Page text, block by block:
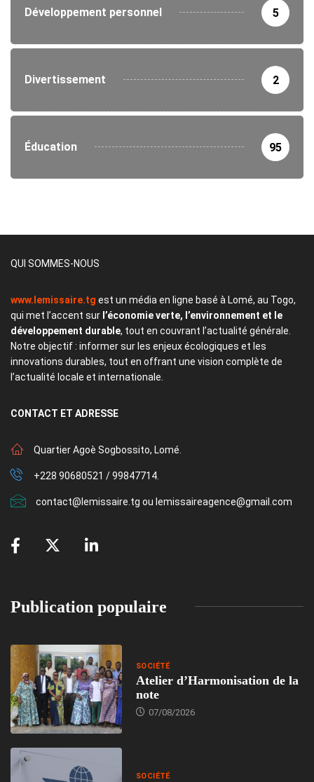
Développement personnel 5
Divertissement 2
Éducation 95
QUI SOMMES-NOUS
www.lemissaire.tg est un média en ligne basé à Lomé, au Togo,
qui met l’accent sur l’économie verte, l’environnement et le
développement durable, tout en couvrant l’actualité générale.
Notre objectif : informer sur les enjeux écologiques et les
innovations durables, tout en offrant une vision complète de
l’actualité locale et internationale.
CONTACT ET ADRESSE
Quartier Agoè Sogbossito, Lomé.
+228 90680521 / 99847714.
contact@lemissaire.tg ou lemissaireagence@gmail.com
Publication populaire
SOCIÉTÉ
Atelier d’Harmonisation de la
note
07/08/2026
SOCIÉTÉ